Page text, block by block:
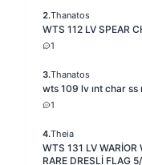
2.Thanatos
WTS 112 LV
1
3.Thanatos
wts 109 lv ınt char ss
1
4.Theia
WTS 131 LV
RARE DRESLİ FLAG